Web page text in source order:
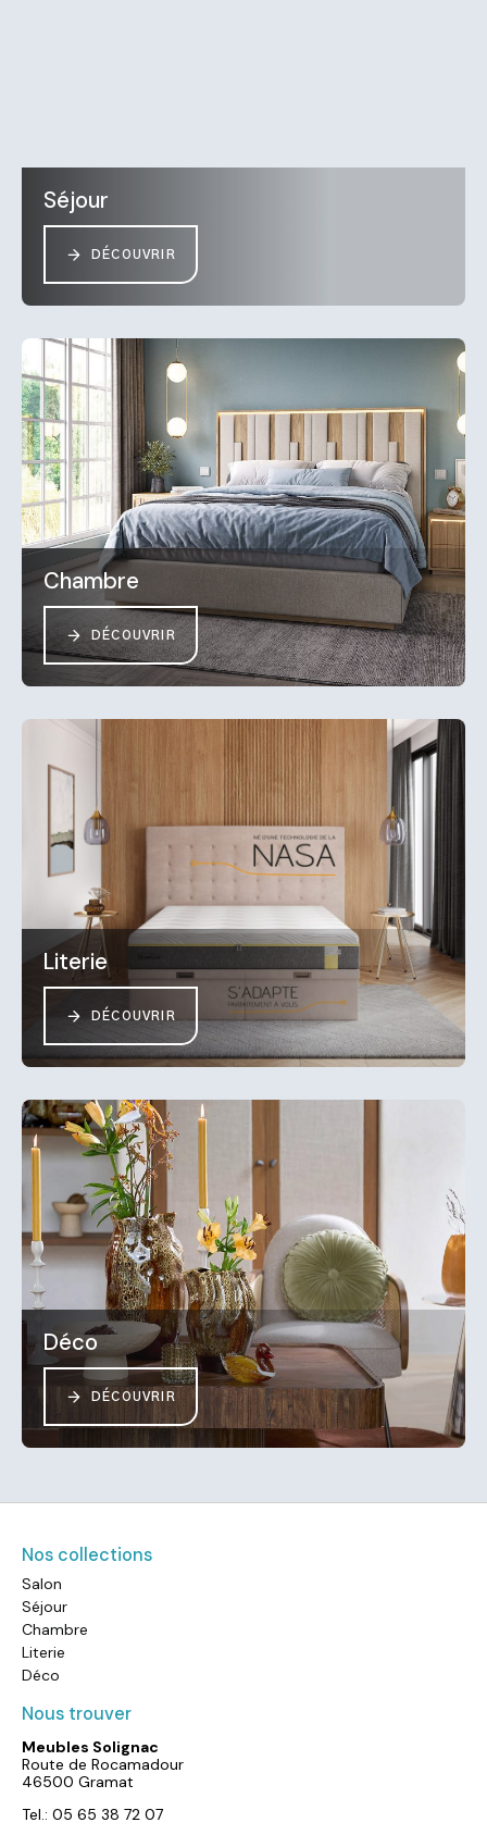
Séjour
DÉCOUVRIR
Chambre
DÉCOUVRIR
Literie
DÉCOUVRIR
Déco
DÉCOUVRIR
Nos collections
Salon
Séjour
Chambre
Literie
Déco
Nous trouver
Meubles Solignac
Route de Rocamadour
46500 Gramat
Tel.: 05 65 38 72 07